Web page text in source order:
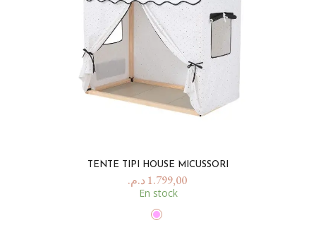
TENTE TIPI HOUSE MICUSSORI
1.799,00 د.م.
En stock